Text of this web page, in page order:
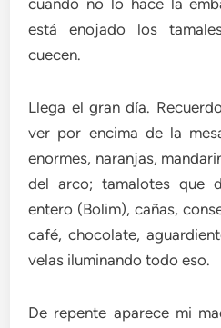
cuando no lo hace la
está enojado los
cuecen.
Llega el gran día.
ver por encima de la
enormes, naranjas,
del arco; tamalotes que
entero (Bolim), cañas,
café, chocolate,
velas iluminando todo eso.
De repente aparece mi